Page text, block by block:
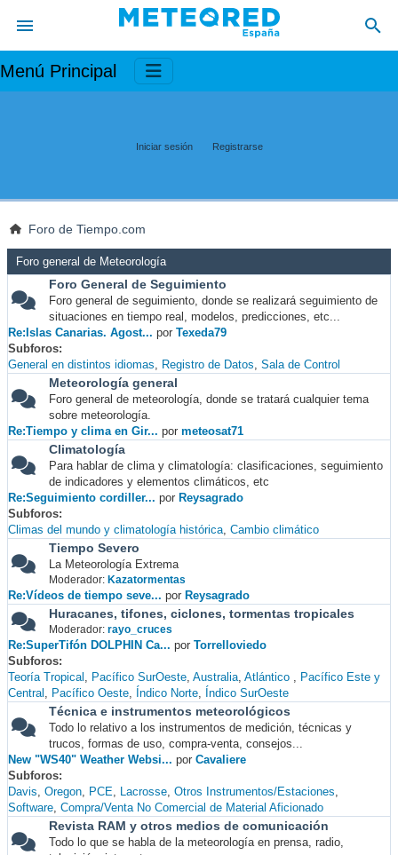
Menú Principal
Iniciar sesión Registrarse
Foro de Tiempo.com
Foro general de Meteorología
Foro General de Seguimiento
Foro general de seguimiento, donde se realizará seguimiento de
situaciones en tiempo real, modelos, predicciones, etc...
Re:Islas Canarias. Agost... por Texeda79
Subforos
General en distintos idiomas
Registro de Datos Sala de Control
Meteorología general
Foro general de meteorología, donde se tratará cualquier tema
sobre meteorología.
Re:Tiempo y clima en Gir... por meteosat71
Climatología
Para hablar de clima y climatología: clasificaciones, seguimiento
de indicadores y elementos climáticos, etc
Re:Seguimiento cordiller... por Reysagrado
Subforos
Climas del mundo y climatología histórica Cambio climático
Tiempo Severo
La Meteorología Extrema
Moderador: Kazatormentas
Re:Vídeos de tiempo seve... por Reysagrado
Huracanes, tifones, ciclones, tormentas tropicales
Moderador: rayo_cruces
Re:SuperTifón DOLPHIN Ca... por Torrelloviedo
Subforos
Teoría Tropical
Pacífico SurOeste Australia Atlántico
Pacífico Este y
Central
Pacífico Oeste Índico Norte Índico SurOeste
Técnica e instrumentos meteorológicos
Todo lo relativo a los instrumentos de medición, técnicas y
trucos, formas de uso, compra-venta, consejos...
New "WS40" Weather Websi... por Cavaliere
Subforos
Davis Oregon PCE Lacrosse Otros Instrumentos/Estaciones
Software Compra/Venta No Comercial de Material Aficionado
Revista RAM y otros medios de comunicación
Todo lo que se habla de la meteorología en prensa, radio,